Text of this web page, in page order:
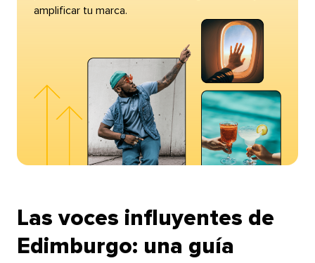
amplificar tu marca.​​
Las voces influyentes de
Edimburgo: una guía